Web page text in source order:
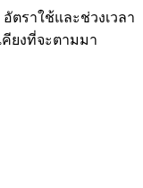
ตราใช้และช่วงเวลา
คียงที่จะตามมา